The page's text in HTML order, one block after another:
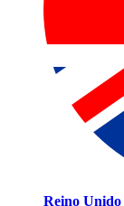
Reino Unido​​